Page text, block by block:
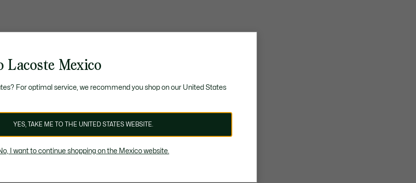
Lacoste Mexico
For optimal service, we recommend you shop on our United States
YES, TAKE ME TO THE UNITED STATES WEBSITE.
I want to continue shopping on the Mexico website.